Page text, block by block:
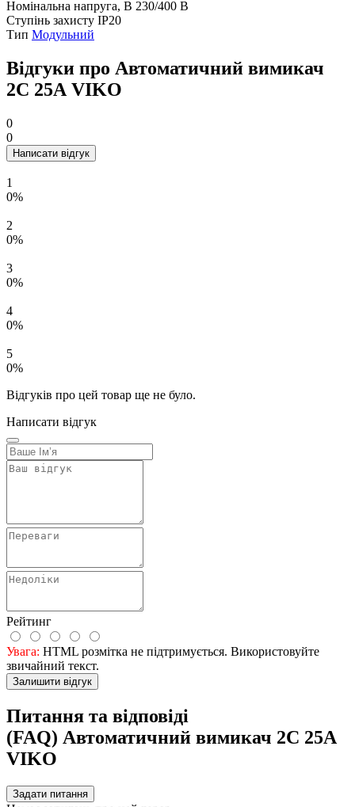
Номінальна напруга, В 230/400 В
Ступінь захисту IP20
Тип Модульний
Відгуки про Автоматичний вимикач
2C 25А VIKO
0
0
Написати відгук
1
0%
2
0%
3
0%
4
0%
5
0%
Відгуків про цей товар ще не було.
Написати відгук
Рейтинг
Увага: HTML розмітка не підтримується. Використовуйте
звичайний текст.
Залишити відгук
Питання та відповіді
(FAQ) Автоматичний вимикач 2C 25А
VIKO
Задати питання